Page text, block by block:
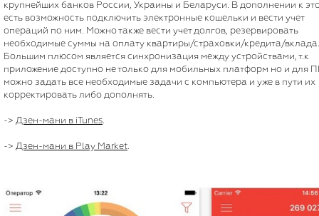
крупнейших банков России, Украины и Беларуси. В дополнении к
есть возможность подключить электронные кошельки и вести учет
операций по ним. Можно также вести учет долгов, резервировать
необходимые суммы на оплату квартиры/страховки/кредита/вклада.
Большим плюсом является синхронизация между устройствами, т.к
приложение доступно не только для мобильных платформ но и для
можно задать все необходимые задачи с компьютера и уже в пути их
корректировать либо дополнять.
-> Дзен-мани в iTunes
-> Дзен-мани в Play Market